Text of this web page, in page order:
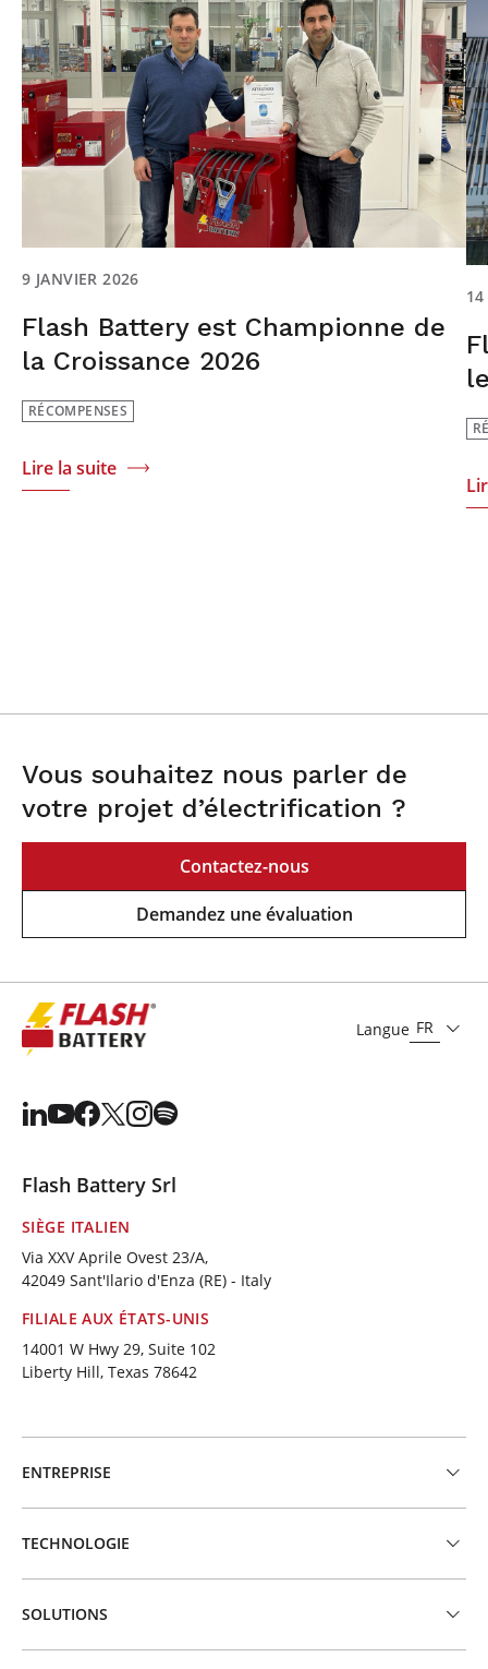
9 JANVIER 2026
Flash Battery est Championne de
la Croissance 2026
RÉCOMPENSES
Lire la suite
Vous souhaitez nous parler de
votre projet d’électrification ?
Contactez-nous
Demandez une évaluation
Langue FR
Flash Battery Srl
SIÈGE ITALIEN
Via XXV Aprile Ovest 23/A,
42049 Sant'Ilario d'Enza (RE) - Italy
FILIALE AUX ÉTATS-UNIS
14001 W Hwy 29, Suite 102
Liberty Hill, Texas 78642
ENTREPRISE
TECHNOLOGIE
SOLUTIONS